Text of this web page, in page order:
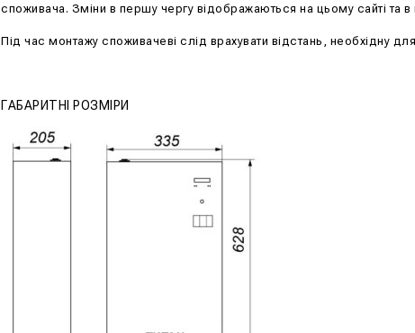
споживача. Зміни в першу чергу відображаються на цьому сайті та в
Під час монтажу споживачеві слід врахувати відстань, необхідну
ГАБАРИТНІ РОЗМІРИ